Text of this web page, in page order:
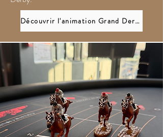
Découvrir l'animation Grand Derby